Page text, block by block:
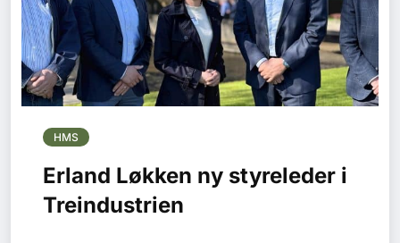
HMS
Erland Løkken ny styreleder i
Treindustrien